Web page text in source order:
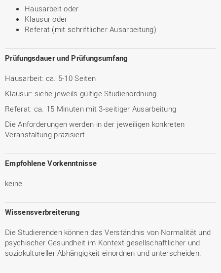
Hausarbeit oder
Klausur oder
Referat (mit schriftlicher Ausarbeitung)
Prüfungsdauer und Prüfungsumfang
Hausarbeit: ca. 5-10 Seiten
Klausur: siehe jeweils gültige Studienordnung
Referat: ca. 15 Minuten mit 3-seitiger Ausarbeitung
Die Anforderungen werden in der jeweiligen konkreten
Veranstaltung präzisiert.
Empfohlene Vorkenntnisse
keine
Wissensverbreiterung
Die Studierenden können das Verständnis von Normalität und
psychischer Gesundheit im Kontext gesellschaftlicher und
soziokultureller Abhängigkeit einordnen und unterscheiden.